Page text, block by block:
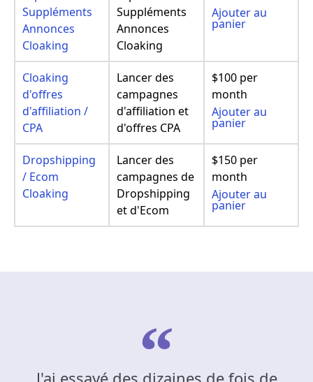
Suppléments
Annonces
Cloaking
Suppléments
Annonces
Cloaking
Ajouter au
panier
Cloaking
d'offres
d'affiliation /
CPA
Lancer des
campagnes
d'affiliation et
d'offres CPA
$100 per
month
Ajouter au
panier
Dropshipping
/ Ecom
Cloaking
Lancer des
campagnes de
Dropshipping
et d'Ecom
$150 per
month
Ajouter au
panier
J'ai essayé des dizaines de fois de